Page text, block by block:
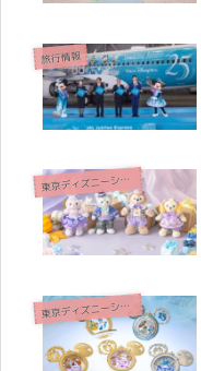
旅行情報
東
京ディズニーシー(R)
東
京ディズニーシー(R)